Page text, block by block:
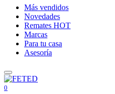
Más vendidos
Novedades
Remates HOT
Marcas
Para tu casa
Asesoría
0